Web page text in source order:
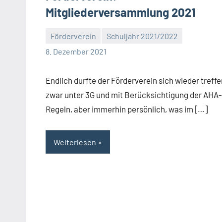
Mitgliederversammlung 2021
Förderverein
Schuljahr 2021/2022
8. Dezember 2021
Eva
Endlich durfte der Förderverein sich wieder
zwar unter 3G und mit Berücksichtigung der AHA-
Regeln, aber immerhin persönlich, was im […]
Weiterlesen